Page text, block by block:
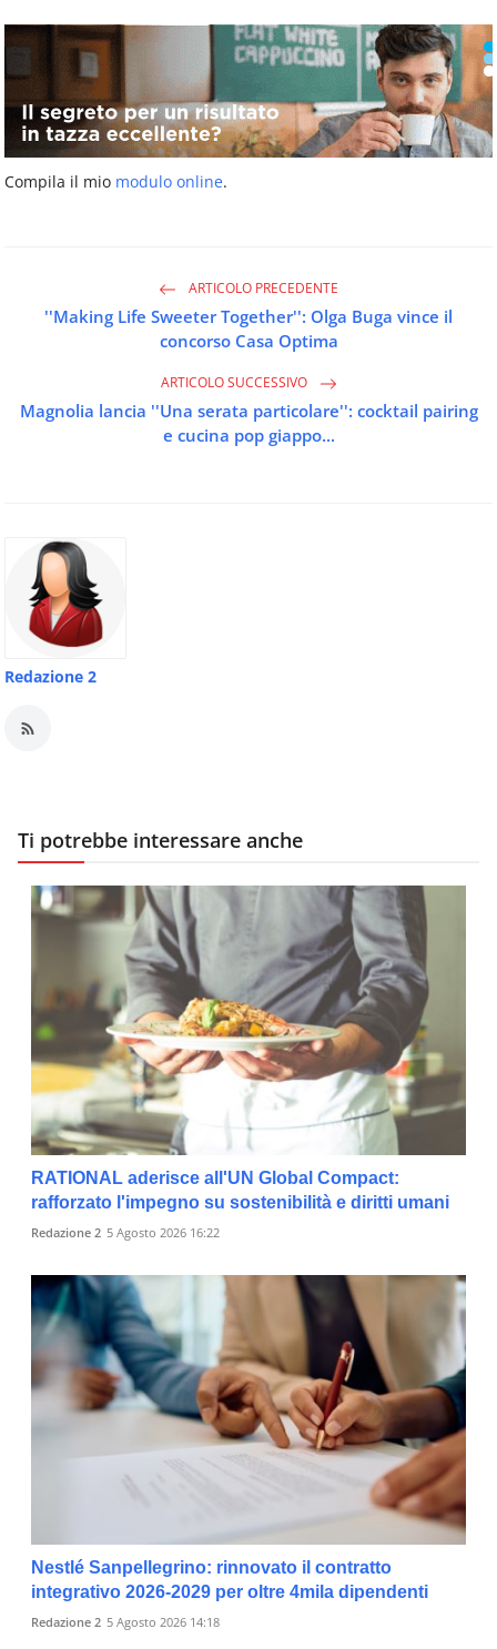
Compila il mio modulo online.
ARTICOLO PRECEDENTE
''Making Life Sweeter Together'': Olga Buga vince il
concorso Casa Optima
ARTICOLO SUCCESSIVO
Magnolia lancia ''Una serata particolare'': cocktail pairing
e cucina pop giappo...
Redazione 2
Ti potrebbe interessare anche
RATIONAL aderisce all'UN Global Compact:
rafforzato l'impegno su sostenibilità e diritti umani
Redazione 2 5 Agosto 2026 16:22
Nestlé Sanpellegrino: rinnovato il contratto
integrativo 2026-2029 per oltre 4mila dipendenti
Redazione 2 5 Agosto 2026 14:18